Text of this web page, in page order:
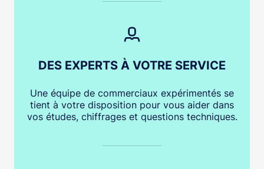
DES EXPERTS À VOTRE SERVICE
Une équipe de commerciaux expérimentés se
tient à votre disposition pour vous aider dans
vos études, chiffrages et questions techniques.